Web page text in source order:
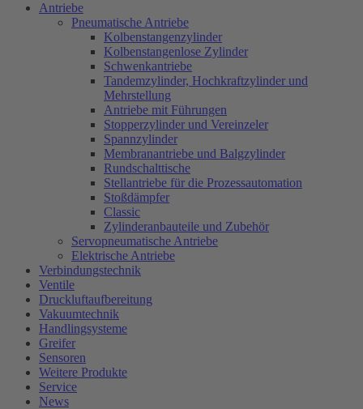
Antriebe
Pneumatische Antriebe
Kolbenstangenzylinder
Kolbenstangenlose Zylinder
Schwenkantriebe
Tandemzylinder, Hochkraftzylinder und
Mehrstellung
Antriebe mit Führungen
Stopperzylinder und Vereinzeler
Spannzylinder
Membranantriebe und Balgzylinder
Rundschalttische
Stellantriebe für die Prozessautomation
Stoßdämpfer
Classic
Zylinderanbauteile und Zubehör
Servopneumatische Antriebe
Elektrische Antriebe
Verbindungstechnik
Ventile
Druckluftaufbereitung
Vakuumtechnik
Handlingsysteme
Greifer
Sensoren
Weitere Produkte
Service
News